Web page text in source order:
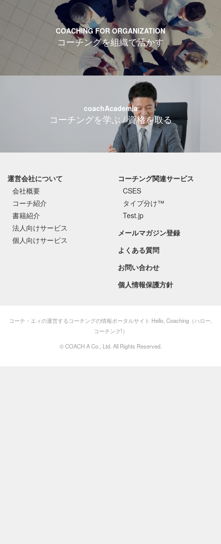
COACHING FOR ORGANIZATION
コーチングを組織で活かす
coachAcademia
コーチングを学ぶ / 資格を取る
運営会社について
会社概要
コーチ紹介
書籍紹介
法人向けサービス
個人向けサービス
コーチング関連サービス
CSES
タイプ分け™
Test.jp
メールマガジン登録
よくある質問
お問い合わせ
個人情報保護方針
コーチ・エィの運営するコーチングの情報ポータルサイト Hello, Coaching（ハロー,
コーチング!）
©COACH A Co., Ltd. All Rights Reserved.